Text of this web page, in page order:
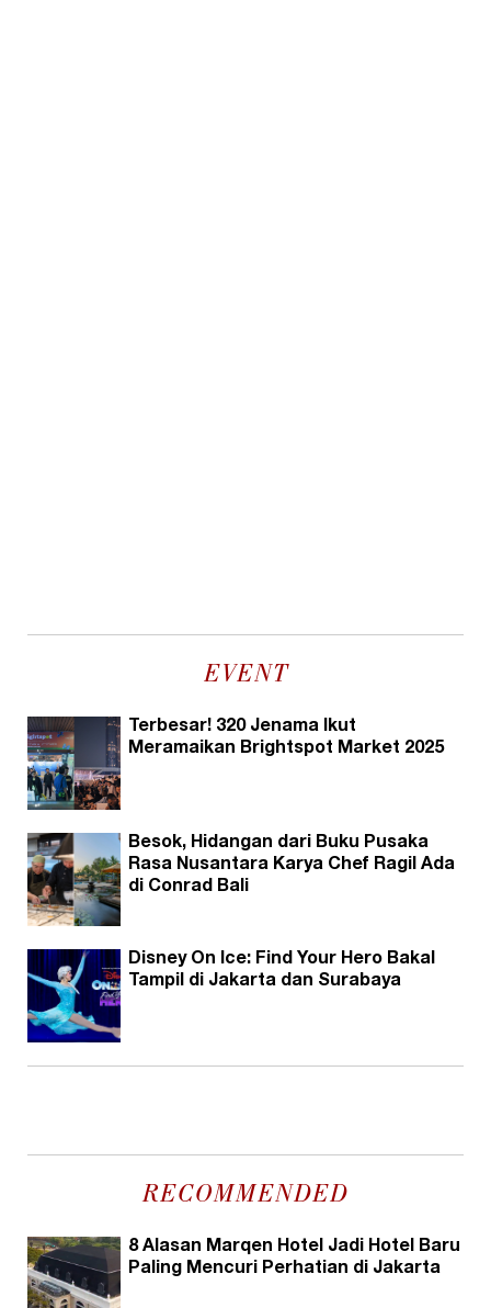
EVENT
Terbesar! 320 Jenama Ikut
Meramaikan Brightspot Market 2025
Besok, Hidangan dari Buku Pusaka
Rasa Nusantara Karya Chef Ragil Ada
di Conrad Bali
Disney On Ice: Find Your Hero Bakal
Tampil di Jakarta dan Surabaya
RECOMMENDED
8 Alasan Marqen Hotel Jadi Hotel Baru
Paling Mencuri Perhatian di Jakarta